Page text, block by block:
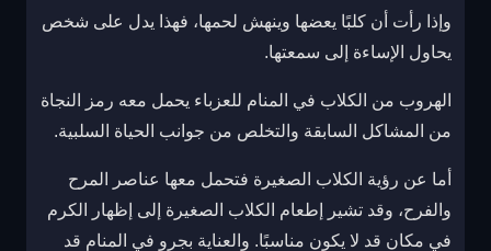
وإذا رأت أن كلبًا يعضها وينهش لحمها، فهذا يدل على شخص
يحاول الإساءة إلى سمعتها.
الهروب من الكلاب في المنام للعزباء يحمل معه رمز النجاة
من المشاكل السابقة والتخلص من جوانب الحياة السلبية.
أما عن رؤية الكلاب الصغيرة فتحمل معها عناصر المرح
والفرح، وقد تشير إطعام الكلاب الصغيرة إلى إظهار الكرم
في مكان قد لا يكون مناسبًا. والعناية بجرو في المنام قد